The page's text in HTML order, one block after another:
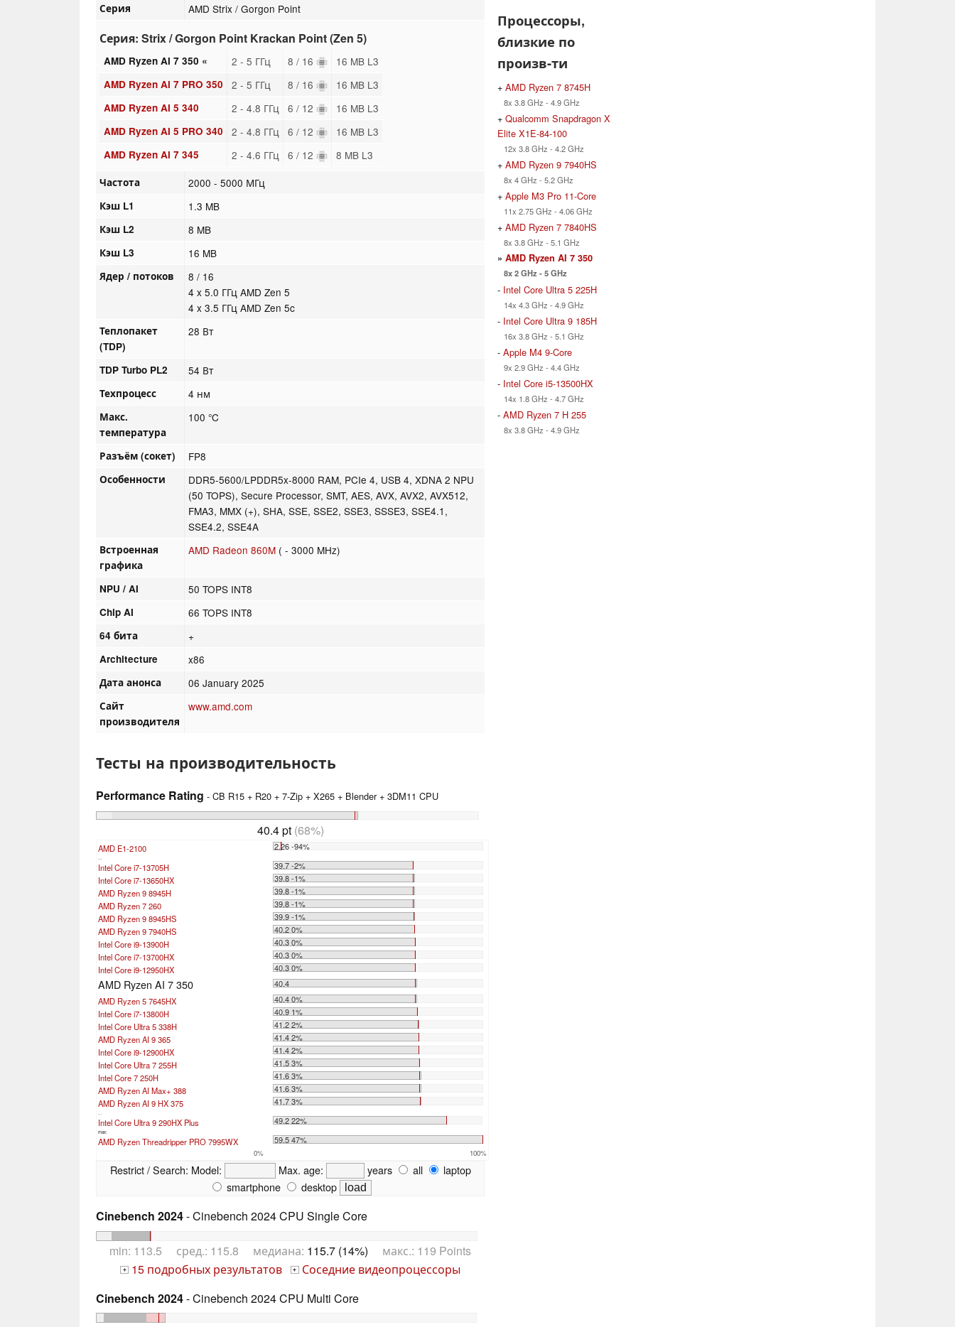
Серия AMD Strix / Gorgon Point
Серия: Strix / Gorgon Point Krackan Point (Zen 5)
AMD Ryzen AI 7 350 « 2 - 5 ГГц 8 / 16 16 MB L3
AMD Ryzen AI 7 PRO 350 2 - 5 ГГц 8 / 16 16 MB L3
AMD Ryzen AI 5 340 2 - 4.8 ГГц 6 / 12 16 MB L3
AMD Ryzen AI 5 PRO 340 2 - 4.8 ГГц 6 / 12 16 MB L3
AMD Ryzen AI 7 345 2 - 4.6 ГГц 6 / 12 8 MB L3
Частота 2000 - 5000 МГц
Кэш L1 1.3 MB
Кэш L2 8 MB
Кэш L3 16 MB
Ядер / потоков
8 / 16
4 x 5.0 ГГц AMD Zen 5
4 x 3.5 ГГц AMD Zen 5c
Теплопакет
(TDP)
28 Вт
TDP Turbo PL2 54 Вт
Техпроцесс 4 нм
Макс.
температура
100 °C
Разъём (сокет) FP8
Особенности
DDR5-5600/LPDDR5x-8000 RAM, PCIe 4, USB 4, XDNA 2 NPU
(50 TOPS), Secure Processor, SMT, AES, AVX, AVX2, AVX512,
FMA3, MMX (+), SHA, SSE, SSE2, SSE3, SSSE3, SSE4.1,
SSE4.2, SSE4A
Встроенная
графика
AMD Radeon 860M ( - 3000 MHz)
NPU / AI 50 TOPS INT8
Chip AI 66 TOPS INT8
64 бита +
Architecture x86
Дата анонса 06 January 2025
Сайт
производителя
www.amd.com
Тесты на производительность
Performance Rating - CB R15 + R20 + 7-Zip + X265 + Blender + 3DM11 CPU
40.4 pt(68%)
AMD E1-2100 2.26 -94%
Intel Core i7-13705H
39.7 -2%
Intel Core i7-13650HX
39.8 -1%
AMD Ryzen 9 8945H
39.8 -1%
AMD Ryzen 7 260
39.8 -1%
AMD Ryzen 9 8945HS
39.9 -1%
AMD Ryzen 9 7940HS
40.2 0%
Intel Core i9-13900H
40.3 0%
Intel Core i7-13700HX
40.3 0%
Intel Core i9-12950HX
40.3 0%
AMD Ryzen AI 7 350
40.4
AMD Ryzen 5 7645HX
40.4 0%
Intel Core i7-13800H
40.9 1%
Intel Core Ultra 5 338H
41.2 2%
AMD Ryzen AI 9 365
41.4 2%
Intel Core i9-12900HX
41.4 2%
Intel Core Ultra 7 255H
41.5 3%
Intel Core 7 250H
41.6 3%
AMD Ryzen AI Max+ 388
41.6 3%
AMD Ryzen AI 9 HX 375
41.7 3%
Intel Core Ultra 9 290HX Plus 49.2 22%
max:
AMD Ryzen Threadripper PRO 7995WX 59.5 47%
0% 100%
Restrict / Search: Model: Max. age: years all
laptop
smartphone
desktop
Cinebench 2024- Cinebench 2024 CPU Single Core
min: 113.5 сред.: 115.8 медиана: 115.7 (14%) макс.: 119 Points
+ 15 подробных результатов + Соседние видеопроцессоры
Cinebench 2024- Cinebench 2024 CPU Multi Core
Процессоры,
близкие по
произв-ти
+ AMD Ryzen 7 8745H
8x 3.8 GHz - 4.9 GHz
+ Qualcomm Snapdragon X
Elite X1E-84-100
12x 3.8 GHz - 4.2 GHz
+ AMD Ryzen 9 7940HS
8x 4 GHz - 5.2 GHz
+ Apple M3 Pro 11-Core
11x 2.75 GHz - 4.06 GHz
+ AMD Ryzen 7 7840HS
8x 3.8 GHz - 5.1 GHz
» AMD Ryzen AI 7 350
8x 2 GHz - 5 GHz
- Intel Core Ultra 5 225H
14x 4.3 GHz - 4.9 GHz
- Intel Core Ultra 9 185H
16x 3.8 GHz - 5.1 GHz
- Apple M4 9-Core
9x 2.9 GHz - 4.4 GHz
- Intel Core i5-13500HX
14x 1.8 GHz - 4.7 GHz
- AMD Ryzen 7 H 255
8x 3.8 GHz - 4.9 GHz